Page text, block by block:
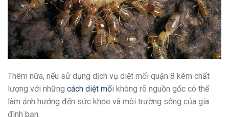
Thêm nữa, nếu sử dụng dịch vụ diệt mối quận 8 kém chất
lượng với những cách diệt mối không rõ nguồn gốc có thể
làm ảnh hưởng đến sức khỏe và môi trường sống của gia
đình bạn.